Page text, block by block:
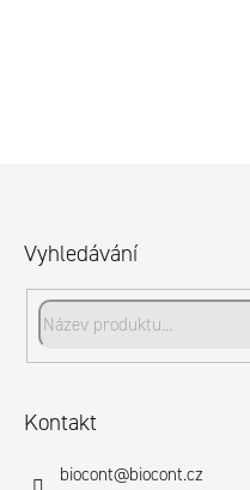
Vyhledávání
Kontakt
biocont@biocont.cz